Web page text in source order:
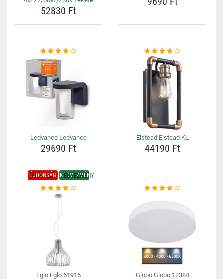
52830 Ft
Ledvance Ledvance
29690 Ft
Elstead Elstead KL
44190 Ft
ÚJDONSÁG KEDVEZMÉNY
Eglo Eglo 61915 Globo Globo 12384